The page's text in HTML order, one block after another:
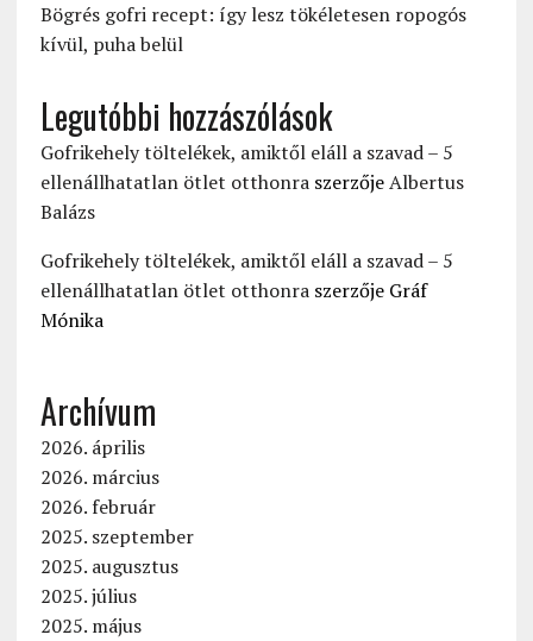
Bögrés gofri recept: így lesz tökéletesen ropogós
kívül, puha belül
Legutóbbi hozzászólások
Gofrikehely töltelékek, amiktől eláll a szavad – 5
ellenállhatatlan ötlet otthonraszerzőjeAlbertus
Balázs
Gofrikehely töltelékek, amiktől eláll a szavad – 5
ellenállhatatlan ötlet otthonraszerzője Gráf
Mónika
Archívum
2026. április
2026. március
2026. február
2025. szeptember
2025. augusztus
2025. július
2025. május